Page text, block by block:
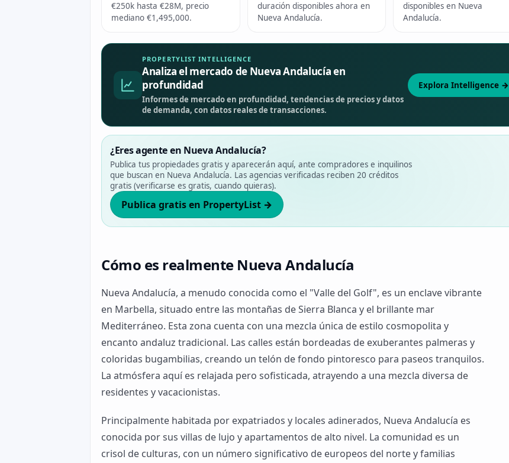
€250k hasta €28M, precio
mediano €1,495,000.
duración disponibles ahora en
Nueva Andalucía.
disponibles en Nueva
Andalucía.
PROPERTYLIST INTELLIGENCE
Analiza el mercado de Nueva Andalucía en
profundidad
Informes de mercado en profundidad, tendencias de precios y datos
de demanda, con datos reales de transacciones.
Explora Intelligence →
¿Eres agente en Nueva Andalucía?
Publica tus propiedades gratis y aparecerán aquí, ante compradores e inquilinos
que buscan en Nueva Andalucía. Las agencias verificadas reciben 20 créditos
gratis (verificarse es gratis, cuando quieras).
Publica gratis en PropertyList →
Cómo es realmente Nueva Andalucía
Nueva Andalucía, a menudo conocida como el "Valle del Golf", es un enclave vibrante
en Marbella, situado entre las montañas de Sierra Blanca y el brillante mar
Mediterráneo. Esta zona cuenta con una mezcla única de estilo cosmopolita y
encanto andaluz tradicional. Las calles están bordeadas de exuberantes palmeras y
coloridas bugambilias, creando un telón de fondo pintoresco para paseos tranquilos.
La atmósfera aquí es relajada pero sofisticada, atrayendo a una mezcla diversa de
residentes y vacacionistas.
Principalmente habitada por expatriados y locales adinerados, Nueva Andalucía es
conocida por sus villas de lujo y apartamentos de alto nivel. La comunidad es un
crisol de culturas, con un número significativo de europeos del norte y familias